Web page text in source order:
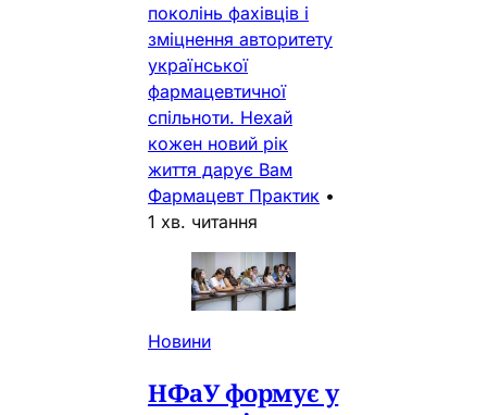
поколінь фахівців і
зміцнення авторитету
української
фармацевтичної
спільноти. Нехай
кожен новий рік
життя дарує Вам
Фармацевт Практик •
1 хв. читання
Новини
НФаУ формує у